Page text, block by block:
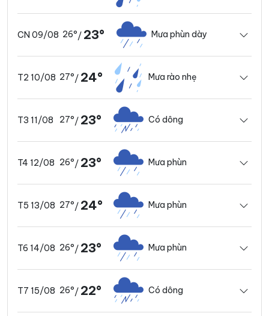
CN 09/08 26°/ 23° Mưa phùn dày
T2 10/08 27°/ 24° Mưa rào nhẹ
T3 11/08 27°/ 23° Có dông
T4 12/08 26°/ 23° Mưa phùn
T5 13/08 27°/ 24° Mưa phùn
T6 14/08 26°/ 23° Mưa phùn
T7 15/08 26°/ 22° Có dông